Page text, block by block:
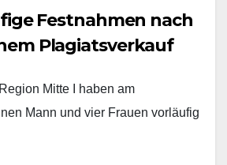
Festnahmen nach
Plagiatsverkauf
Mitte I haben am
Mann und vier Frauen vorläufig